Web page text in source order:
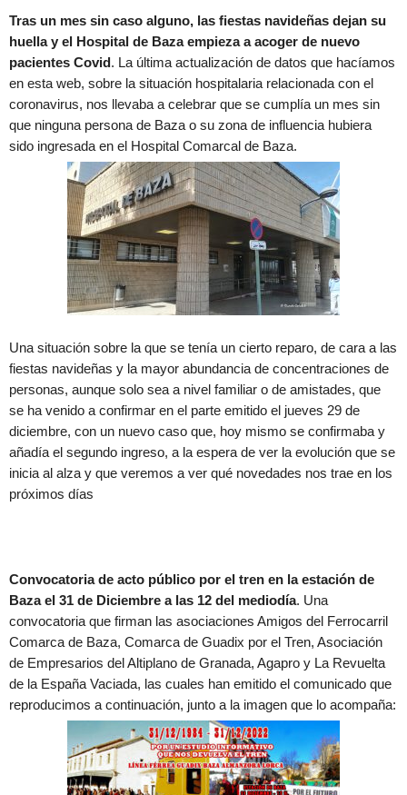
Tras un mes sin caso alguno, las fiestas navideñas dejan su
huella y el Hospital de Baza empieza a acoger de nuevo
pacientes Covid. La última actualización de datos que hacíamos
en esta web, sobre la situación hospitalaria relacionada con el
coronavirus, nos llevaba a celebrar que se cumplía un mes sin
que ninguna persona de Baza o su zona de influencia hubiera
sido ingresada en el Hospital Comarcal de Baza.
Una situación sobre la que se tenía un cierto reparo, de cara a las
fiestas navideñas y la mayor abundancia de concentraciones de
personas, aunque solo sea a nivel familiar o de amistades, que
se ha venido a confirmar en el parte emitido el jueves 29 de
diciembre, con un nuevo caso que, hoy mismo se confirmaba y
añadía el segundo ingreso, a la espera de ver la evolución que se
inicia al alza y que veremos a ver qué novedades nos trae en los
próximos días
Convocatoria de acto público por el tren en la estación de
Baza el 31 de Diciembre a las 12 del mediodía. Una
convocatoria que firman las asociaciones Amigos del Ferrocarril
Comarca de Baza, Comarca de Guadix por el Tren, Asociación
de Empresarios del Altiplano de Granada, Agapro y La Revuelta
de la España Vaciada, las cuales han emitido el comunicado que
reproducimos a continuación, junto a la imagen que lo acompaña: